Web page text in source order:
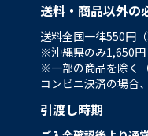
送料・商品以外の
送料全国一律550円
※沖縄県のみ1,650円
※一部の商品を除く
コンビニ決済の場合
引渡し時期